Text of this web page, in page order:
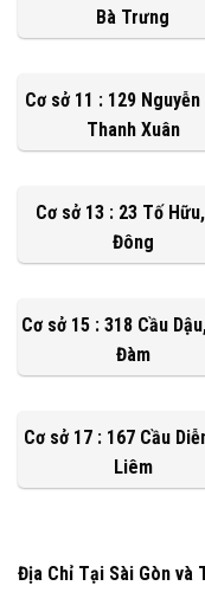
Bà Trưng
Cơ sở 11 : 129
Thanh Xuân
Cơ sở 13 : 23 Tố
Đông
Cơ sở 15 : 318 Cầu
Đàm
Cơ sở 17 : 167 Cầu
Liêm
Địa Chỉ Tại Sài Gòn và